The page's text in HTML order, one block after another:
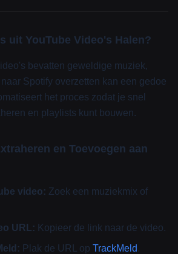
uit YouTube Video's Halen?
bevatten geweldige muziek,
Spotify overzetten kan een gedoe
het proces zodat je snel
en playlists kunt bouwen.
en Toevoegen aan
video: Zoek een muziekmix of
URL: Kopieer de link naar de video.
Plak de URL op TrackMeld .